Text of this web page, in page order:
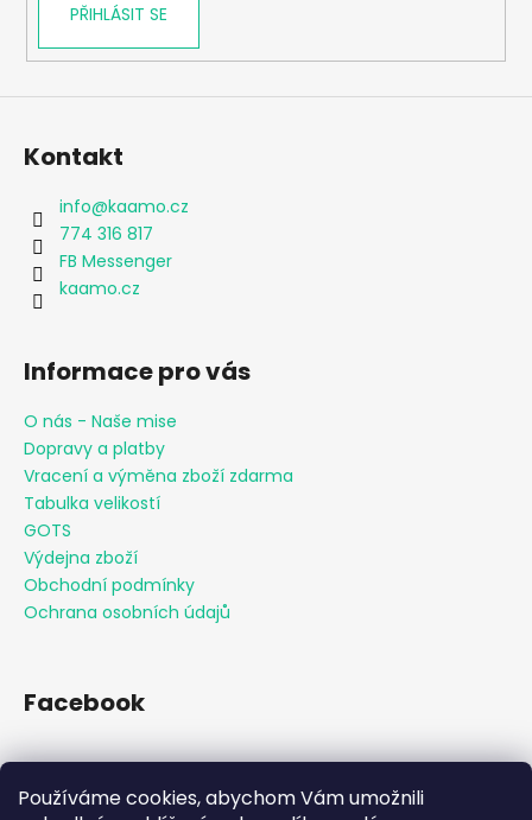
Používáme cookies, abychom Vám umožnili
PŘIHLÁSIT SE
Kontakt
info@kaamo.cz
774 316 817
FB Messenger
kaamo.cz
Informace pro vás
O nás - Naše mise
Dopravy a platby
Vracení a výměna zboží zdarma
Tabulka velikostí
GOTS
Výdejna zboží
Obchodní podmínky
Ochrana osobních údajů
Facebook